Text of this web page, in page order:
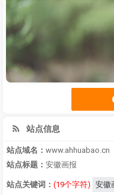
站点信息
站点域名： www.ahhuabao.cn
站点标题： 安徽画报
站点关键词： (19个字符) 安徽